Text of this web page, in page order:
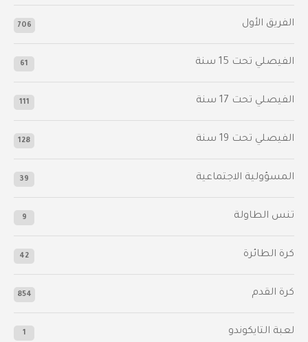
الفريق الأول 706
الفيصلي‬⁩ تحت 15 سنة 61
‫الفيصلي‬⁩ تحت 17 سنة 111
الفيصلي‬⁩ تحت 19 سنة 128
المسؤولية الاجتماعية 39
تنس الطاولة 9
كرة الطائرة 42
كرة القدم 854
لعبة التايكوندو 1